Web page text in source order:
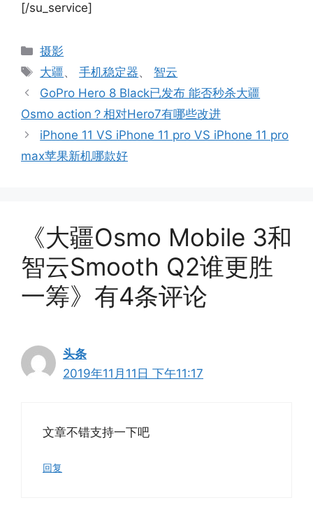
[/su_service]
分
类
摄影
标
签
大疆、手机稳定器、 智云
GoPro Hero 8 Black已发布 能否秒杀大疆
Osmo action？相对Hero7有哪些改进
iPhone 11 VS iPhone 11 pro VS iPhone 11 pro
max苹果新机哪款好
《大疆Osmo Mobile 3和
智云Smooth Q2谁更胜
一筹》有4条评论
头条
2019年11月11日 下午11:17
文章不错支持一下吧
回复